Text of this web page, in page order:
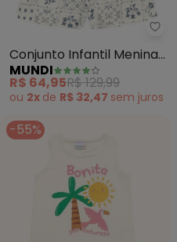
Conjunto Infantil Menina
Brilhante (Natural)
MUNDI
R$ 64,95R$ 129,99
ou 2x de R$ 32,47 sem juros
-55%